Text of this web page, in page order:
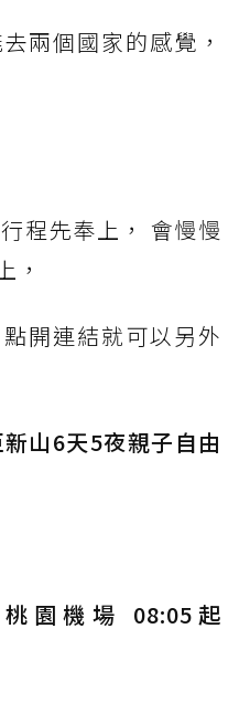
兩個國家的感覺，
程先奉上， 會慢慢
，
開連結就可以另外
山6天5夜親子自由
園機場 08:05起